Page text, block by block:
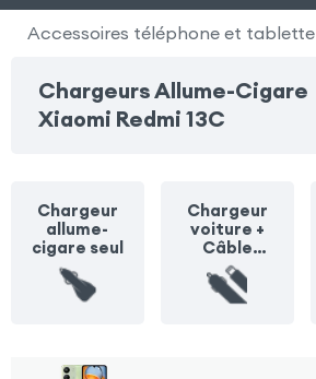
Accessoires téléphone et tablette
Chargeurs Allume-Cigare
Xiaomi Redmi 13C
Chargeur
allume-
cigare seul
Chargeur
voiture +
Câble
Lightning